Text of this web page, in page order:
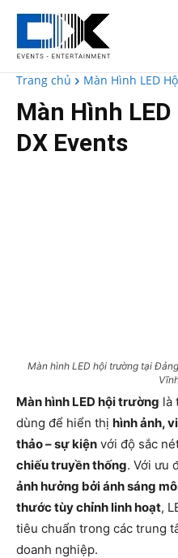
Trang chủ Màn Hình LED
Màn Hình
DX Events
Màn hình LED hội trường tại
Màn hình LED hội trường là
dùng để hiển thị hình ảnh,
thảo – sự kiện với độ sắc
chiếu truyền thống. Với ưu
ảnh hưởng bởi ánh sáng
thước tùy chỉnh linh hoạt,
tiêu chuẩn trong các trung
doanh nghiệp.